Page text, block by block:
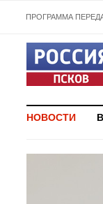
ПРОГРАММА
НОВОСТИ